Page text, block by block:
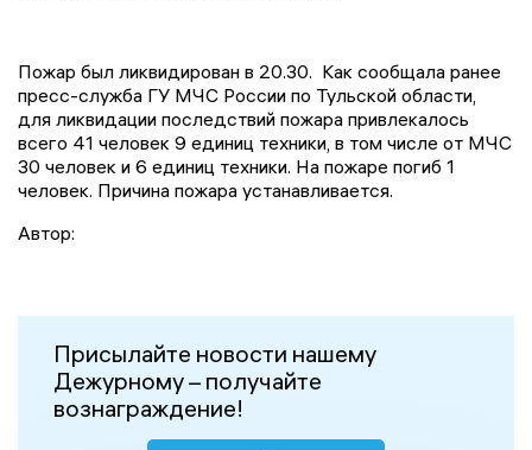
Пожар был ликвидирован в 20.30. Как сообщала ранее
пресс-служба ГУ МЧС России по Тульской области,
для ликвидации последствий пожара привлекалось
всего 41 человек 9 единиц техники, в том числе от МЧС
30 человек и 6 единиц техники. На пожаре погиб 1
человек. Причина пожара устанавливается.
Автор:
Присылайте новости нашему
Дежурному – получайте
вознаграждение!